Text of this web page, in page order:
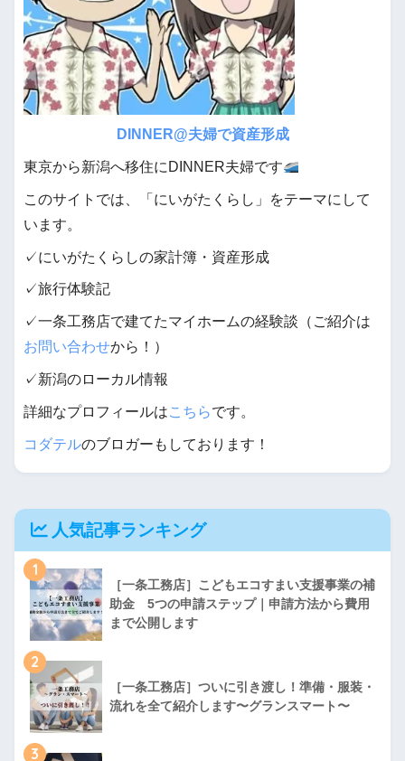
DINNER@夫婦で資産形成
東京から新潟へ移住にDINNER夫婦です
このサイトでは、「にいがたくらし」をテーマにして
います。
✓にいがたくらしの家計簿・資産形成
✓旅行体験記
✓一条工務店で建てたマイホームの経験談（ご紹介は
お問い合わせから！）
✓新潟のローカル情報
詳細なプロフィールはこちらです。
コダテルのブロガーもしております！
人気記事ランキング
1
［一条工務店］こどもエコすまい支援事業の補
助金 5つの申請ステップ｜申請方法から費用
まで公開します
2
［一条工務店］ついに引き渡し！準備・服装・
流れを全て紹介します〜グランスマート〜
3